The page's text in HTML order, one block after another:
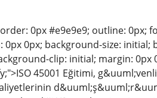
0px #e9e9e9; outline: 0px;
0px; background-size:
clip: initial; margin: 0px
45001 Eğitimi,